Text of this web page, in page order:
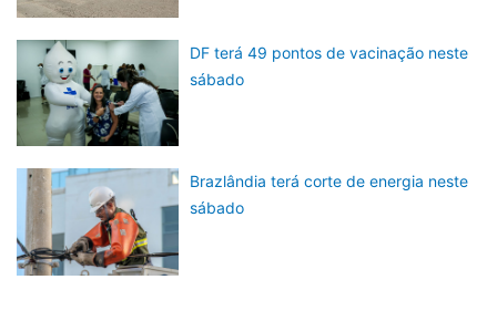
DF terá 49 pontos de vacinação neste
sábado
Brazlândia terá corte de energia neste
sábado